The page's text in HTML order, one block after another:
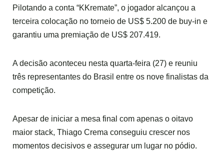
Pilotando a conta “KKremate”, o jogador alcançou a
terceira colocação no torneio de US$ 5.200 de buy-in e
garantiu uma premiação de US$ 207.419.
A decisão aconteceu nesta quarta-feira (27) e reuniu
três representantes do Brasil entre os nove finalistas da
competição.
Apesar de iniciar a mesa final com apenas o oitavo
maior stack, Thiago Crema conseguiu crescer nos
momentos decisivos e assegurar um lugar no pódio.